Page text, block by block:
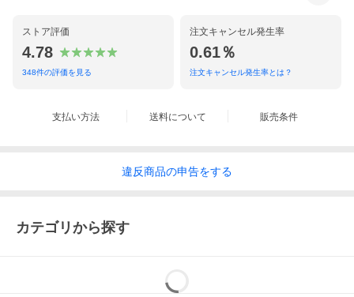
ストア評価
4.78
348件の評価を見る
注文キャンセル発生率
0.61％
注文キャンセル発生率とは？
支払い方法 送料について 販売条件
違反商品の申告をする
カテゴリから探す